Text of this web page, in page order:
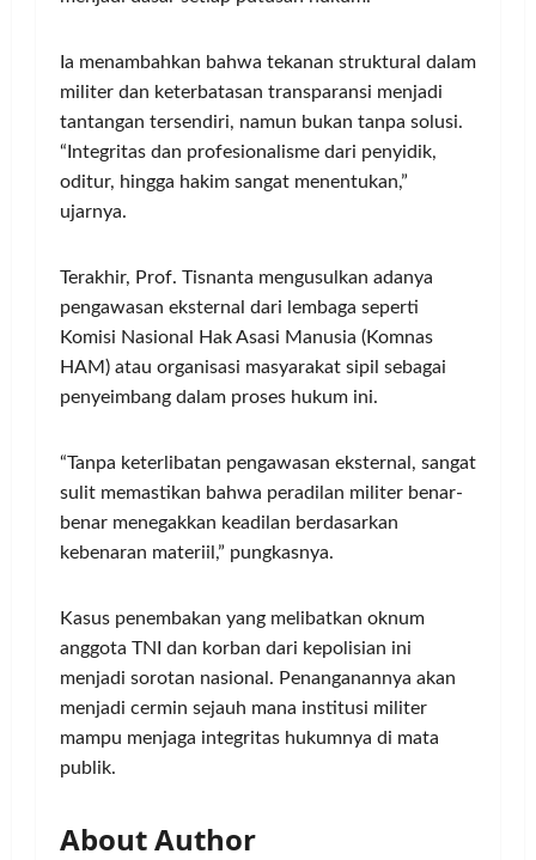
Ia menambahkan bahwa tekanan struktural dalam
militer dan keterbatasan transparansi menjadi
tantangan tersendiri, namun bukan tanpa solusi.
“Integritas dan profesionalisme dari penyidik,
oditur, hingga hakim sangat menentukan,”
ujarnya.
Terakhir, Prof. Tisnanta mengusulkan adanya
pengawasan eksternal dari lembaga seperti
Komisi Nasional Hak Asasi Manusia (Komnas
HAM) atau organisasi masyarakat sipil sebagai
penyeimbang dalam proses hukum ini.
“Tanpa keterlibatan pengawasan eksternal, sangat
sulit memastikan bahwa peradilan militer benar-
benar menegakkan keadilan berdasarkan
kebenaran materiil,” pungkasnya.
Kasus penembakan yang melibatkan oknum
anggota TNI dan korban dari kepolisian ini
menjadi sorotan nasional. Penanganannya akan
menjadi cermin sejauh mana institusi militer
mampu menjaga integritas hukumnya di mata
publik.
About Author